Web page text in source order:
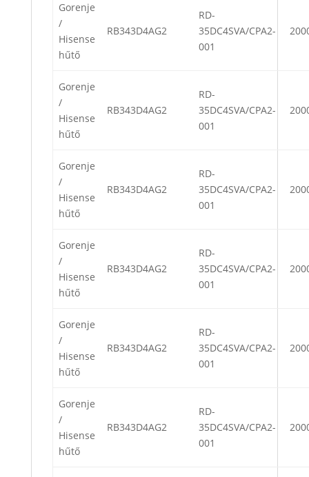
Gorenje
/
Hisense
hűtő
RB343D4AG2
RD-
35DC4SVA/CPA2-
001
Gorenje
/
Hisense
hűtő
RB343D4AG2
RD-
35DC4SVA/CPA2-
001
Gorenje
/
Hisense
hűtő
RB343D4AG2
RD-
35DC4SVA/CPA2-
001
Gorenje
/
Hisense
hűtő
RB343D4AG2
RD-
35DC4SVA/CPA2-
001
Gorenje
/
Hisense
hűtő
RB343D4AG2
RD-
35DC4SVA/CPA2-
001
Gorenje
/
Hisense
hűtő
RB343D4AG2
RD-
35DC4SVA/CPA2-
001